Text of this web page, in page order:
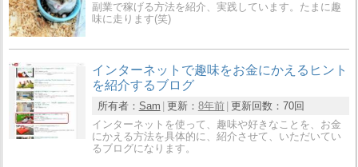
副業で稼げる方法を紹介、実践しています。たまに趣
味に走ります(笑)
インターネットで趣味をお金にかえるヒント
を紹介するブログ
所有者： Sam 更新： 8年前 更新回数： 70回
インターネットを使って、趣味や好きなことを、お金
にかえる方法を具体的に、紹介させて、いただいてい
るブログになります。